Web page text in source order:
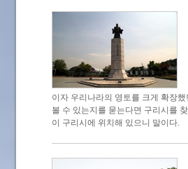
이자 우리나라의 영토를 크게 확장
볼 수 있는지를 묻는다면 구리시를
이 구리시에 위치해 있으니 말이다.